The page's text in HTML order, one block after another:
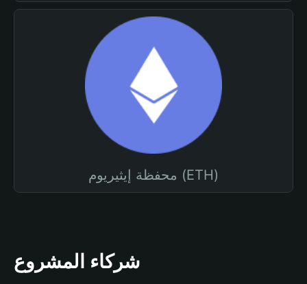
محفظة إيثيريوم (ETH)
شركاء المشروع